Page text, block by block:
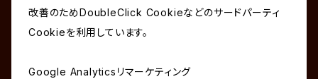
改善のためDoubleClick Cookieなどのサードパーティ
Cookieを利用しています。
Google Analyticsリマーケティング